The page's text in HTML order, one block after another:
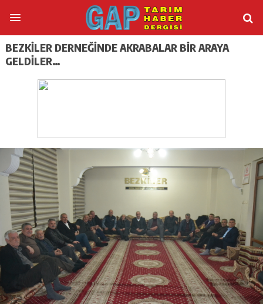
BEZKİLER DERNEĞİNDE AKRABALAR BİR ARAYA
GELDİLER…